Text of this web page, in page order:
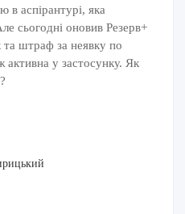
в аспірантурі, яка
сьогодні оновив Резерв+
штраф за неявку по
активна у застосунку. Як